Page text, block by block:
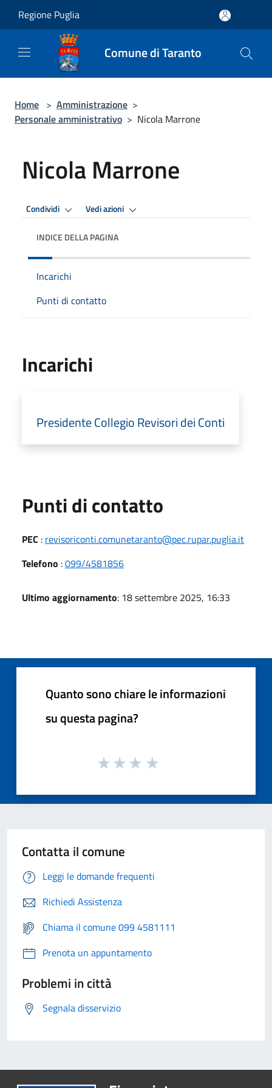
Regione Puglia
Comune di Taranto
Home > Amministrazione >
Personale amministrativo > Nicola Marrone
Nicola Marrone
Condividi Vedi azioni
INDICE DELLA PAGINA
Incarichi
Punti di contatto
Incarichi
Presidente Collegio Revisori dei Conti
Punti di contatto
PEC : revisoriconti.comunetaranto@pec.rupar.puglia.it
Telefono :099/4581856
Ultimo aggiornamento: 18 settembre 2025, 16:33
Quanto sono chiare le informazioni
su questa pagina?
Contatta il comune
Leggi le domande frequenti
Richiedi Assistenza
Chiama il comune 099 4581111
Prenota un appuntamento
Problemi in città
Segnala disservizio